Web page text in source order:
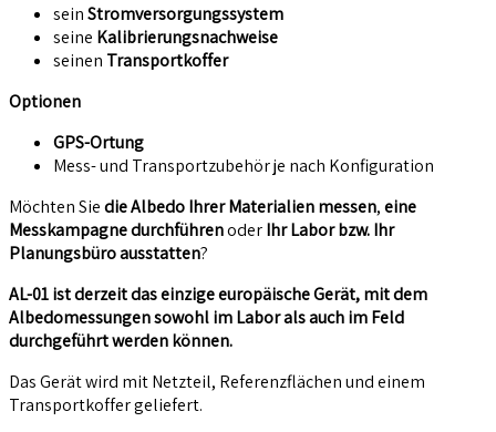
seinStromversorgungssystem
seine Kalibrierungsnachweise
seinen Transportkoffer
Optionen
GPS-Ortung
Mess- und Transportzubehör je nach Konfiguration
Möchten Siedie Albedo Ihrer Materialien messen,eine
Messkampagne durchführenoderIhr Labor bzw. Ihr
Planungsbüro ausstatten?
AL-01 ist derzeit das einzige europäische Gerät, mit dem
Albedomessungen sowohl im Labor als auch im Feld
durchgeführt werden können.
Das Gerät wird mit Netzteil, Referenzflächen und einem
Transportkoffer geliefert.